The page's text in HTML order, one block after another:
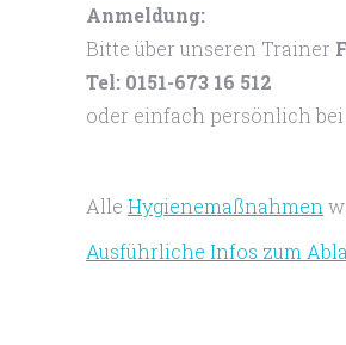
Anmeldung:
Bitte über unseren Trainer
Tel: 0151-673 16 512
oder einfach persönlich bei
Alle Hygienemaßnahmen
Ausführliche Infos zum